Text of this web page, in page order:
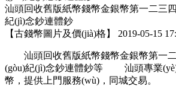
汕頭回收舊版紙幣錢幣金銀幣第一二三
紀(jì)念鈔連體鈔
【古錢幣圖片及價(jià)格 】 2019-05-15
汕頭回收舊版紙幣錢幣金銀幣第一二
(gòu)紀(jì)念鈔連體鈔等 汕頭專業
幣，提供上門服務(wù)，同城交